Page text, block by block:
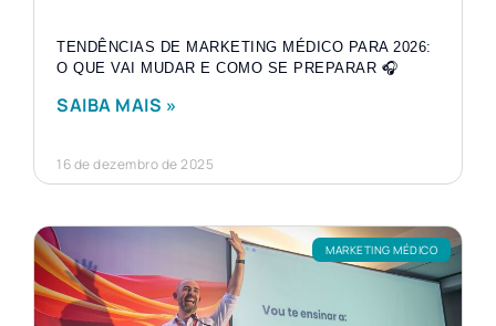
TENDÊNCIAS DE MARKETING MÉDICO PARA 2026:
O QUE VAI MUDAR E COMO SE PREPARAR 🎧
SAIBA MAIS »
16 de dezembro de 2025
MARKETING MÉDICO